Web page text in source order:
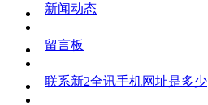
新闻动态
留言板
联系新2全讯手机网址是多少